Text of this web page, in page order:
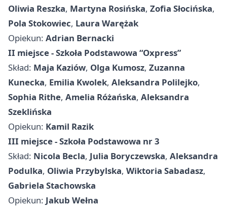
Oliwia Reszka, Martyna Rosińska, Zofia Słocińska,
Pola Stokowiec, Laura Warężak
Opiekun: Adrian Bernacki
II miejsce - Szkoła Podstawowa “Oxpress”
Skład: Maja Kaziów, Olga Kumosz, Zuzanna
Kunecka, Emilia Kwolek, Aleksandra Polilejko,
Sophia Rithe, Amelia Różańska, Aleksandra
Szeklińska
Opiekun: Kamil Razik
III miejsce - Szkoła Podstawowa nr 3
Skład: Nicola Becla, Julia Boryczewska, Aleksandra
Podulka, Oliwia Przybylska, Wiktoria Sabadasz,
Gabriela Stachowska
Opiekun: Jakub Wełna